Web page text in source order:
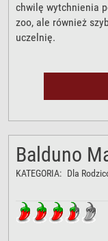
chwilę wytchnienia
zoo, ale również
uczelnię.
Balduno
KATEGORIA: Dla